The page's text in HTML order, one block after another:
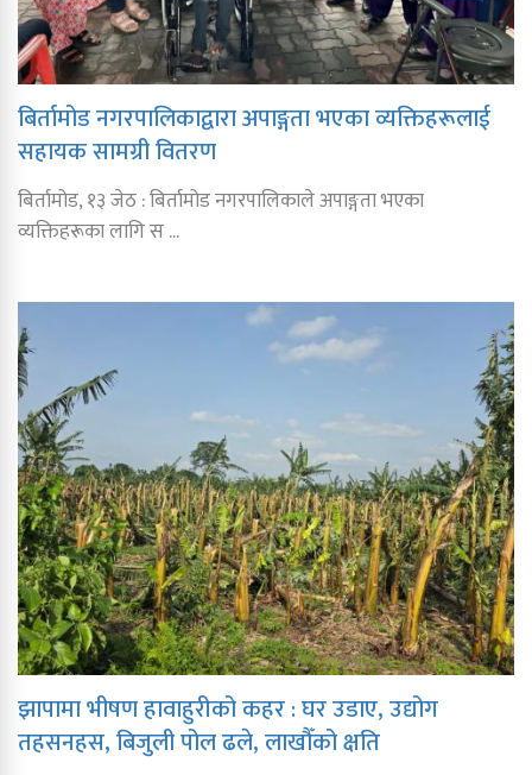
बिर्तामोड नगरपालिकाद्वारा अपाङ्गता भएका व्यक्तिहरूलाई
सहायक सामग्री वितरण
बिर्तामोड, १३ जेठ : बिर्तामोड नगरपालिकाले अपाङ्गता भएका
व्यक्तिहरूका लागि स ...
झापामा भीषण हावाहुरीको कहर : घर उडाए, उद्योग
तहसनहस, बिजुली पोल ढले, लाखौँको क्षति